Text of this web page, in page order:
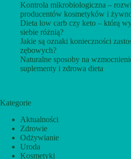
Kontrola mikrobiologiczna –
producentów kosmetyków i
Dieta low carb czy keto – którą
siebie różnią?
Jakie są oznaki konieczności
zębowych?
Naturalne sposoby na
suplementy i zdrowa dieta
Kategorie
Aktualności
Zdrowie
Odżywianie
Uroda
Kosmetyki